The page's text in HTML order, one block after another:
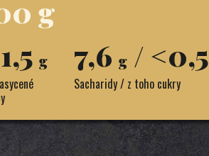
g
g 7,6 g/ <0,5
Sacharidy / z toho cukry